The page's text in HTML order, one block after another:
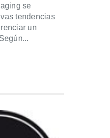
se
tendencias
un